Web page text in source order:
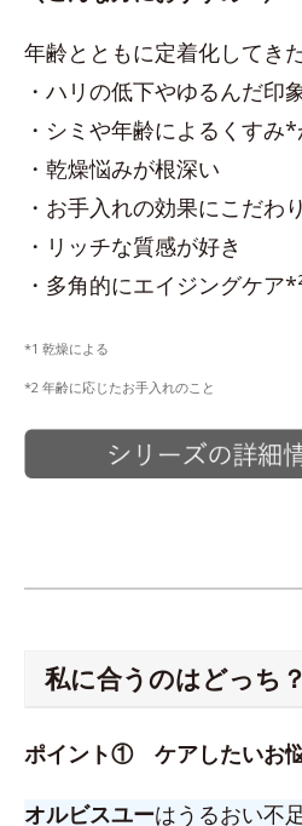
年齢とともに定着化してきた
・ハリの低下やゆるんだ印
・シミや年齢によるくすみ
・乾燥悩みが根深い
・お手入れの効果にこだわ
・リッチな質感が好き
・多角的にエイジングケア
*1 乾燥による
*2 年齢に応じたお手入れのこと
私に合うのはどっち？
ポイント① ケアしたいお
オルビスユーはうるおい不